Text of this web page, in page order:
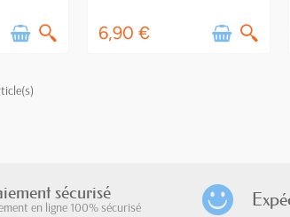
6,90 €
sécurisé
en ligne 100% sécurisé